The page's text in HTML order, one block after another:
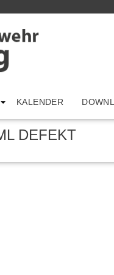
KALENDER
DEFEKT